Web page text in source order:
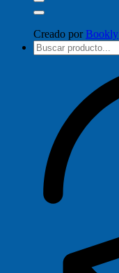
Creado por Bookly